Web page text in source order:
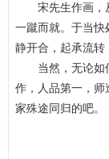
宋先生作画，从
一蹴而就。于当快
静开合，起承流转
当然，无论如何
作，人品第一，师
家殊途同归的